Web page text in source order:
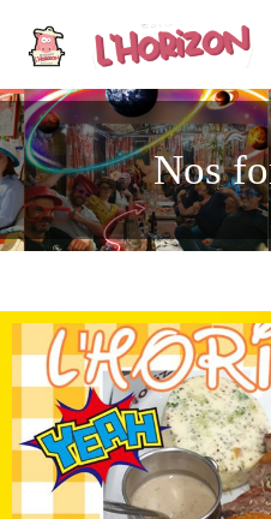
Nos